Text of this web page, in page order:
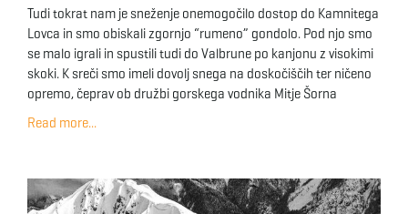
Tudi tokrat nam je sneženje onemogočilo dostop do Kamnitega
Lovca in smo obiskali zgornjo “rumeno” gondolo. Pod njo smo
se malo igrali in spustili tudi do Valbrune po kanjonu z visokimi
skoki. K sreči smo imeli dovolj snega na doskočiščih ter ničeno
opremo, čeprav ob družbi gorskega vodnika Mitje Šorna
Read more...